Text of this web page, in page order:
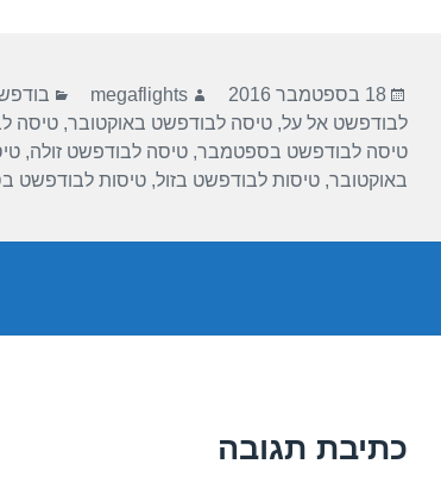
o
o
k
m
p
p
פורסם
בתאריך
18 בספטמבר 2016 מחבר
megaflights
לבודפשט אל על,טיסה לבודפשט באוקטובר,טיסה
טיסה לבודפשט בספטמבר,טיסה לבודפשט זולה,
באוקטובר,טיסות לבודפשט בזול,טיסות לבודפשט
כתיבת תגובה